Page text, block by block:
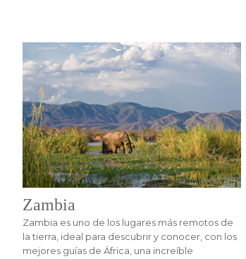
Zambia
Zambia es uno de los lugares más remotos de
la tierra, ideal para descubrir y conocer, con los
mejores guías de África, una increíble